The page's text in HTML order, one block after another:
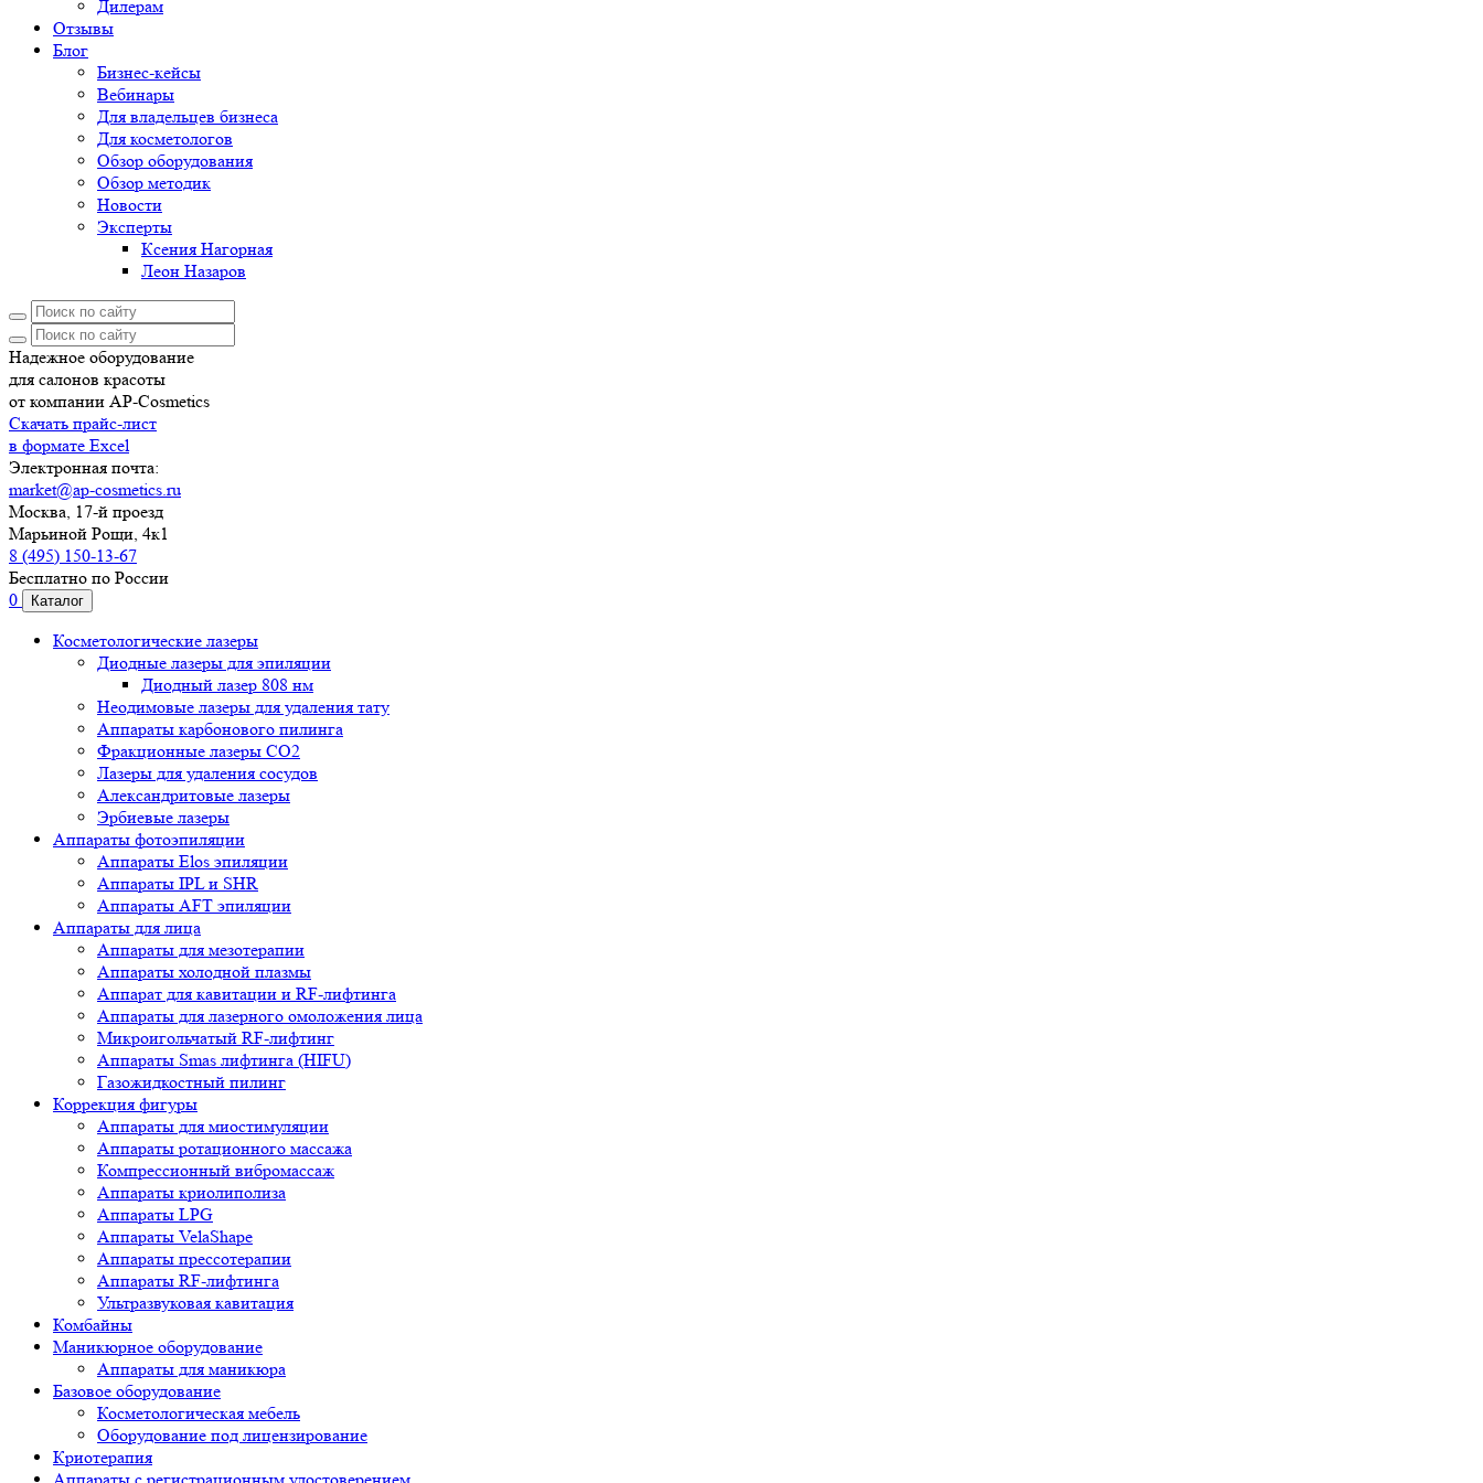
Дилерам
Отзывы
Блог
Бизнес-кейсы
Вебинары
Для владельцев бизнеса
Для косметологов
Обзор оборудования
Обзор методик
Новости
Эксперты
Ксения Нагорная
Леон Назаров
Надежное оборудование
для салонов красоты
от компании AP-Cosmetics
Скачать прайс-лист
в формате Excel
Электронная почта:
market@ap-cosmetics.ru
Москва, 17-й проезд
Марьиной Рощи, 4к1
8 (495) 150-13-67
Бесплатно по России
0
Каталог
Косметологические лазеры
Диодные лазеры для эпиляции
Диодный лазер 808 нм
Неодимовые лазеры для удаления тату
Аппараты карбонового пилинга
Фракционные лазеры CO2
Лазеры для удаления сосудов
Александритовые лазеры
Эрбиевые лазеры
Аппараты фотоэпиляции
Аппараты Elos эпиляции
Аппараты IPL и SHR
Аппараты AFT эпиляции
Аппараты для лица
Аппараты для мезотерапии
Аппараты холодной плазмы
Аппарат для кавитации и RF-лифтинга
Аппараты для лазерного омоложения лица
Микроигольчатый RF-лифтинг
Аппараты Smas лифтинга (HIFU)
Газожидкостный пилинг
Коррекция фигуры
Аппараты для миостимуляции
Аппараты ротационного массажа
Компрессионный вибромассаж
Аппараты криолиполиза
Аппараты LPG
Аппараты VelaShape
Аппараты прессотерапии
Аппараты RF-лифтинга
Ультразвуковая кавитация
Комбайны
Маникюрное оборудование
Аппараты для маникюра
Базовое оборудование
Косметологическая мебель
Оборудование под лицензирование
Криотерапия